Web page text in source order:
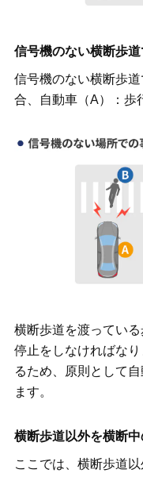
信号機のない横断歩
信号機のない横断歩
合、自動車（A）：歩
横断歩道を渡ってい
停止をしなければな
るため、原則として
ます。
横断歩道以外を横断
ここでは、横断歩道